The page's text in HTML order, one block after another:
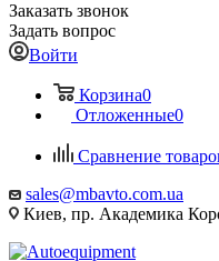
Заказать звонок
Задать вопрос
Войти
Корзина0
Отложенные0
Сравнение
sales@mbavto.com.ua
Киев, пр. Академика